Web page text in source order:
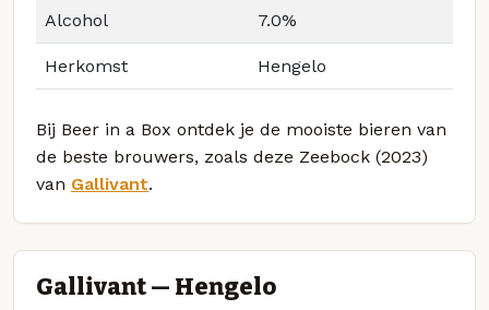
Alcohol 7.0%
Herkomst Hengelo
Bij Beer in a Box ontdek je de mooiste bieren van
de beste brouwers, zoals deze Zeebock (2023)
van Gallivant.
Gallivant — Hengelo